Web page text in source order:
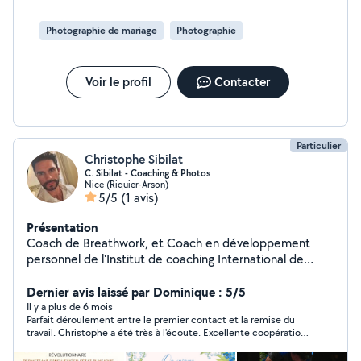
Photographie de mariage Photographie
Voir le profil Contacter
Particulier
Christophe Sibilat
C. Sibilat - Coaching & Photos
Nice (Riquier-Arson)
5/5 (1 avis)
Présentation
Coach de Breathwork, et Coach en développement
personnel de l'Institut de coaching International de
émotions prennent le dessus malgré vous? Le
Breathwork, technique de respiration puissante, est la
solution pour vous. Essayez cette nouvelle technique
arrivée des USA et qui fonctionne dès la 1ère séance.
Inspirer pour changer. Inspirer pour reprendre les rênes
Dernier avis laissé par Dominique : 5/5
Il y a plus de 6 mois
Parfait déroulement entre le premier contact et la remise du
travail. Christophe a été très à l'écoute. Excellente coopération.
Qualité impeccable du travail. Un sans-faute! Bravo!